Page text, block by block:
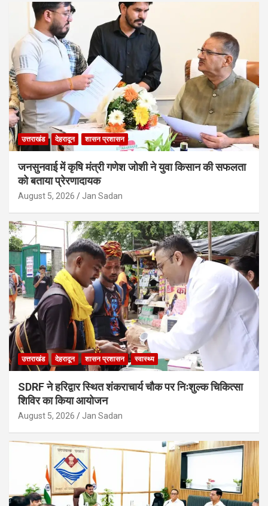
उत्तराखंड देहरादून शासन प्रशासन
जनसुनवाई में कृषि मंत्री गणेश जोशी ने युवा किसान की सफलता
को बताया प्रेरणादायक
August 5, 2026 Jan Sadan
उत्तराखंड देहरादून शासन प्रशासन स्वास्थ्य
SDRF ने हरिद्वार स्थित शंकराचार्य चौक पर निःशुल्क चिकित्सा
शिविर का किया आयोजन
August 5, 2026 Jan Sadan